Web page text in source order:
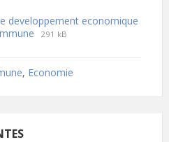
developpement economique
File
File
291 kB
, Economie